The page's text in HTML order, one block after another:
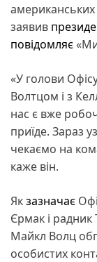
заявив
повідомляє
«У голови
Волтцом і з
нас є вже
приїде. Зараз
чекаємо на
каже він.
Якзазначає
Єрмак і радник
Майкл Волц
особистих